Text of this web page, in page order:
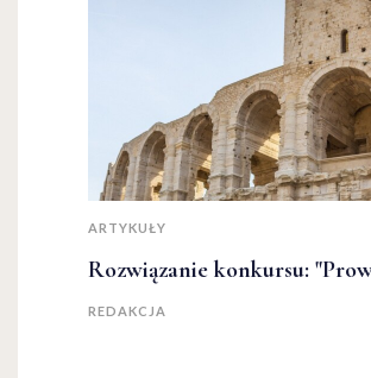
ARTYKUŁY
Rozwiązanie konkursu:
REDAKCJA